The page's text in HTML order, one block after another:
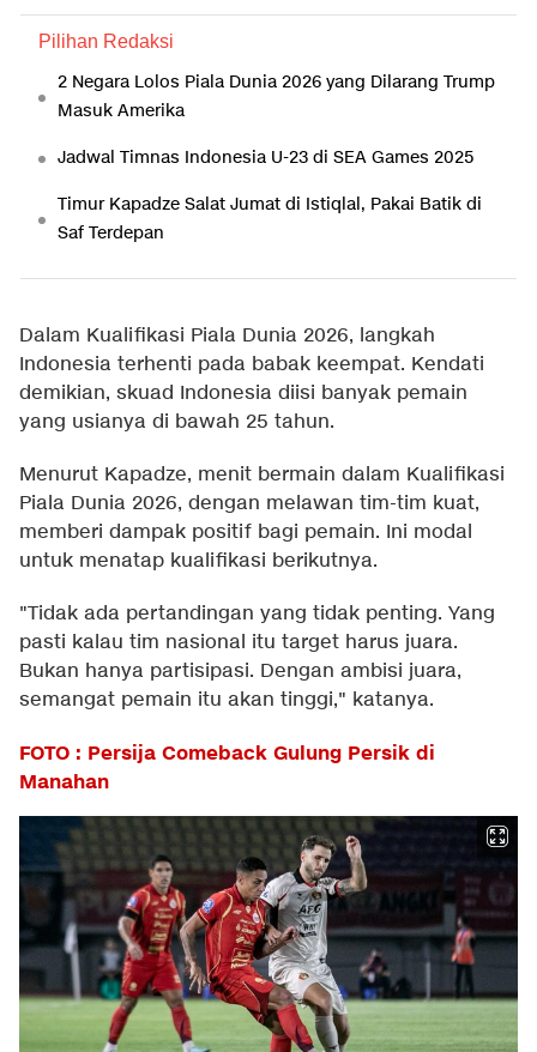
Pilihan Redaksi
2 Negara Lolos Piala Dunia 2026 yang Dilarang Trump
Masuk Amerika
Jadwal Timnas Indonesia U-23 di SEA Games 2025
Timur Kapadze Salat Jumat di Istiqlal, Pakai Batik di
Saf Terdepan
Dalam Kualifikasi Piala Dunia 2026, langkah
Indonesia terhenti pada babak keempat. Kendati
demikian, skuad Indonesia diisi banyak pemain
yang usianya di bawah 25 tahun.
Menurut Kapadze, menit bermain dalam Kualifikasi
Piala Dunia 2026, dengan melawan tim-tim kuat,
memberi dampak positif bagi pemain. Ini modal
untuk menatap kualifikasi berikutnya.
"Tidak ada pertandingan yang tidak penting. Yang
pasti kalau tim nasional itu target harus juara.
Bukan hanya partisipasi. Dengan ambisi juara,
semangat pemain itu akan tinggi," katanya.
FOTO : Persija Comeback Gulung Persik di
Manahan